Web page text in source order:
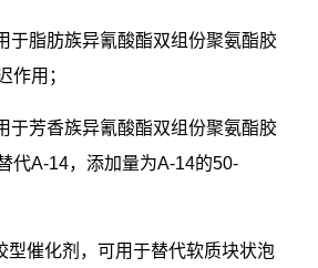
于脂肪族异氰酸酯双组份聚氨酯胶
作用；
于芳香族异氰酸酯双组份聚氨酯胶
代A-14，添加量为A-14的50-
型催化剂，可用于替代软质块状泡